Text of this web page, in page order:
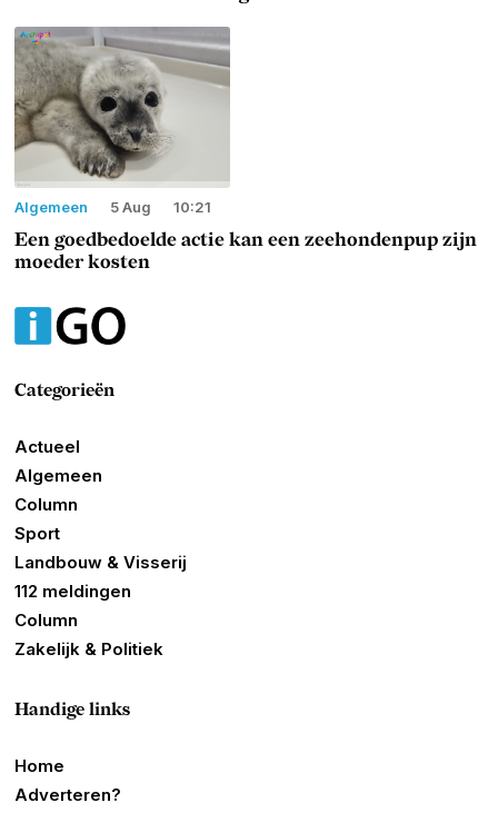
Algemeen 5 Aug 10:21
Een goedbedoelde actie kan een zeehondenpup zijn
moeder kosten
Categorieën
Actueel
Algemeen
Column
Sport
Landbouw & Visserij
112 meldingen
Column
Zakelijk & Politiek
Handige links
Home
Adverteren?